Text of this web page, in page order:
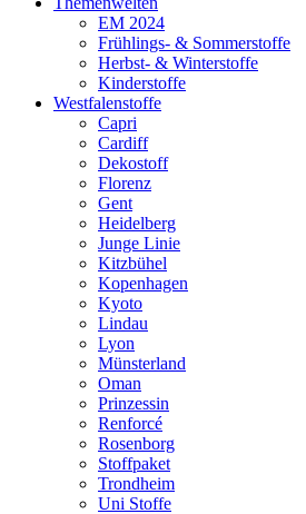
EM 2024
Frühlings- & Sommerstoffe
Herbst- & Winterstoffe
Kinderstoffe
Westfalenstoffe
Capri
Cardiff
Dekostoff
Florenz
Gent
Heidelberg
Junge Linie
Kitzbühel
Kopenhagen
Kyoto
Lindau
Lyon
Münsterland
Oman
Prinzessin
Renforcé
Rosenborg
Stoffpaket
Trondheim
Uni Stoffe